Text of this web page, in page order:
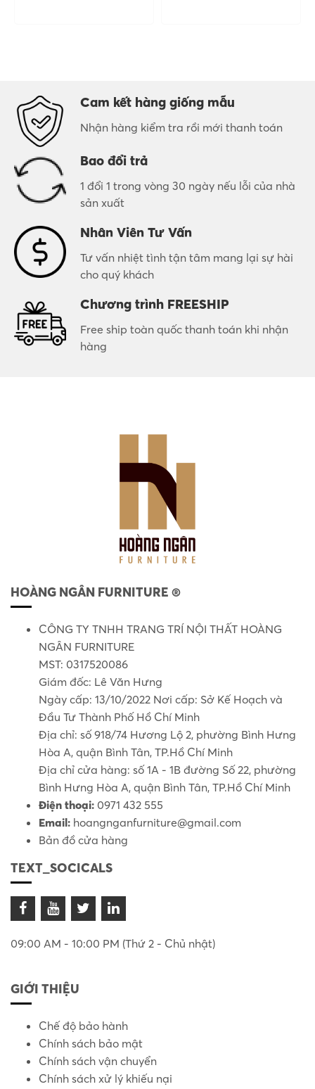
Cam kết hàng giống mẫu
Nhận hàng kiểm tra rồi mới thanh toán
Bao đổi trả
1 đổi 1 trong vòng 30 ngày nếu lỗi của nhà
sản xuất
Nhân Viên Tư Vấn
Tư vấn nhiệt tình tận tâm mang lại sự hài
cho quý khách
Chương trình FREESHIP
Free ship toàn quốc thanh toán khi nhận
hàng
HOÀNG NGÂN FURNITURE ®
CÔNG TY TNHH TRANG TRÍ NỘI THẤT HOÀNG
NGÂN FURNITURE
MST: 0317520086
Giám đốc: Lê Văn Hưng
Ngày cấp: 13/10/2022 Nơi cấp: Sở Kế Hoạch và
Đầu Tư Thành Phố Hồ Chí Minh
Địa chỉ: số 918/74 Hương Lộ 2, phường Bình Hưng
Hòa A, quận Bình Tân, TP.Hồ Chí Minh
Địa chỉ cửa hàng: số 1A - 1B đường Số 22, phường
Bình Hưng Hòa A, quận Bình Tân, TP.Hồ Chí Minh
Điện thoại: 0971 432 555
Email: hoangnganfurniture@gmail.com
Bản đồ cửa hàng
TEXT_SOCICALS
09:00 AM - 10:00 PM (Thứ 2 - Chủ nhật)
GIỚI THIỆU
Chế độ bảo hành
Chính sách bảo mật
Chính sách vận chuyển
Chính sách xử lý khiếu nại